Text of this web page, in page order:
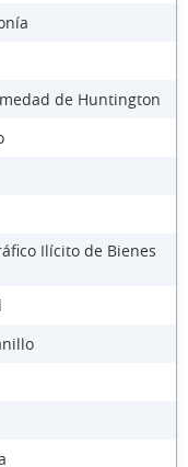
de Huntington
Ilícito de Bienes